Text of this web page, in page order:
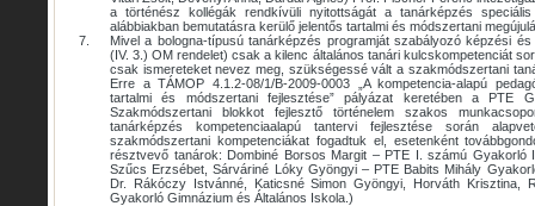
a történész kollégák rendkívüli nyitottságát a tanárképzés
alábbiakban bemutatásra kerülő jelentős tartalmi és módszertani
7.
Mivel a bologna-típusú tanárképzés programját szabályozó képzési
(IV. 3.) OM rendelet) csak a kilenc általános tanári kulcskompetenciát
csak ismereteket nevez meg, szükségessé vált a szakmódszertani
Erre a TÁMOP 4.1.2-08/1/B-2009-0003 „A kompetencia-alapú
tartalmi és módszertani fejlesztése” pályázat keretében a PTE
Szakmódszertani blokkot fejlesztő történelem szakos
tanárképzés kompetenciaalapú tantervi fejlesztése során
szakmódszertani kompetenciákat fogadtuk el, esetenként
résztvevő tanárok: Dombiné Borsos Margit – PTE I. számú Gyakorló
Szűcs Erzsébet, Sárváriné Lóky Gyöngyi – PTE Babits Mihály
Dr. Rákóczy Istvánné, Katicsné Simon Gyöngyi, Horváth Krisztina,
Gyakorló Gimnázium és Általános Iskola.)